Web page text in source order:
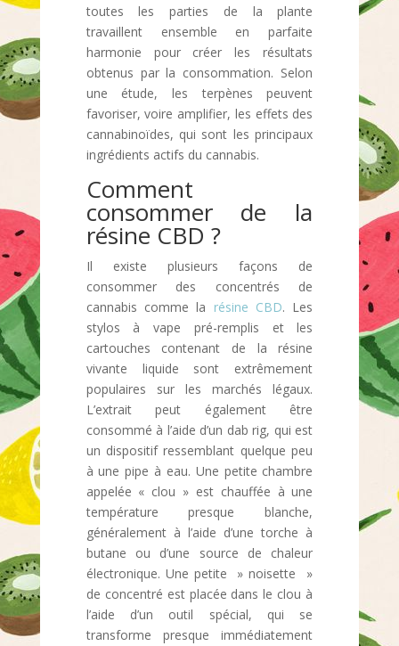
toutes les parties de la plante
travaillent ensemble en parfaite
harmonie pour créer les résultats
obtenus par la consommation. Selon
une étude, les terpènes peuvent
favoriser, voire amplifier, les effets des
cannabinoïdes, qui sont les principaux
ingrédients actifs du cannabis.
Comment
consommer de la
résine CBD ?
Il existe plusieurs façons de
consommer des concentrés de
cannabis comme la résine CBD. Les
stylos à vape pré-remplis et les
cartouches contenant de la résine
vivante liquide sont extrêmement
populaires sur les marchés légaux.
L’extrait peut également être
consommé à l’aide d’un dab rig, qui est
un dispositif ressemblant quelque peu
à une pipe à eau. Une petite chambre
appelée « clou » est chauffée à une
température presque blanche,
généralement à l’aide d’une torche à
butane ou d’une source de chaleur
électronique. Une petite » noisette »
de concentré est placée dans le clou à
l’aide d’un outil spécial, qui se
transforme presque immédiatement